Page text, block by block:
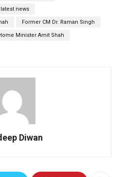
news
Former CM Dr. Raman Singh
Minister Amit Shah
Diwan